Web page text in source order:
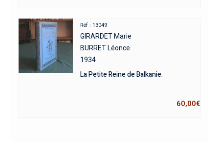
Réf : 13049
GIRARDET Marie
BURRET Léonce
1934
La Petite Reine de Balkanie.
60,00€